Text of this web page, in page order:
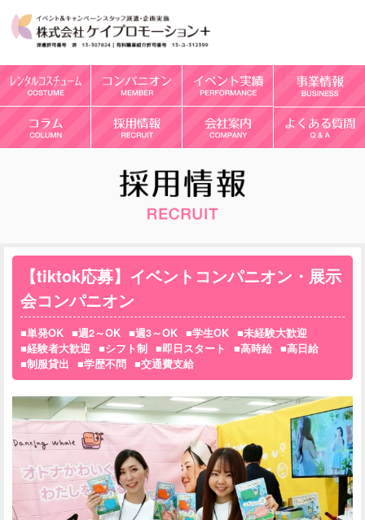
【tiktok応募】イベントコンパニオン・展示
会コンパニオン
単発OK 週2～OK 週3～OK 学生OK
未経験大歓迎
経験者大歓迎
シフト制 即日スタート 高時給
高日給
制服貸出
学歴不問 交通費支給